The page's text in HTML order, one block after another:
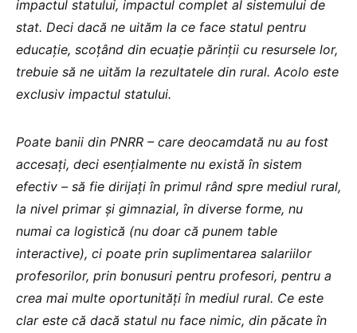
impactul statului, impactul complet al sistemului de
stat. Deci dacă ne uităm la ce face statul pentru
educație, scoțând din ecuație părinții cu resursele lor,
trebuie să ne uităm la rezultatele din rural. Acolo este
exclusiv impactul statului.
Poate banii din PNRR – care deocamdată nu au fost
accesați, deci esențialmente nu există în sistem
efectiv – să fie dirijați în primul rând spre mediul rural,
la nivel primar și gimnazial, în diverse forme, nu
numai ca logistică (nu doar că punem table
interactive), ci poate prin suplimentarea salariilor
profesorilor, prin bonusuri pentru profesori, pentru a
crea mai multe oportunități în mediul rural. Ce este
clar este că dacă statul nu face nimic, din păcate în